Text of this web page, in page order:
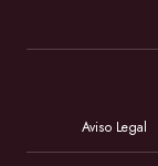
Aviso Legal